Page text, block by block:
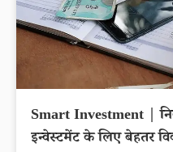
Smart Investment |
इन्वेस्टमेंट के लिए बेहतर